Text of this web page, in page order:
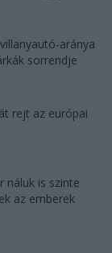
aránya
sorrendje
rejt az európai
náluk is szinte
az emberek